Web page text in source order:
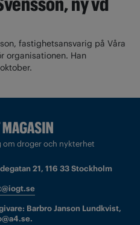
fastighetsansvarig på Våra
organisationen. Han
om droger och nykterhet
21, 116 33 Stockholm
Barbro Janson Lundkvist,